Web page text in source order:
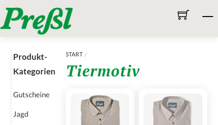
to
content
START
Tiermotiv
Produkt-
Kategorien
Gutscheine
Jagd